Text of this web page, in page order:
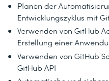
Planen der
Entwicklungszyklus mit
Verwenden von GitHub
Erstellung einer
Verwenden von GitHub
GitHub API